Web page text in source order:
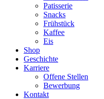
Patisserie
Snacks
Frühstück
Kaffee
Eis
Shop
Geschichte
Karriere
Offene Stellen
Bewerbung
Kontakt